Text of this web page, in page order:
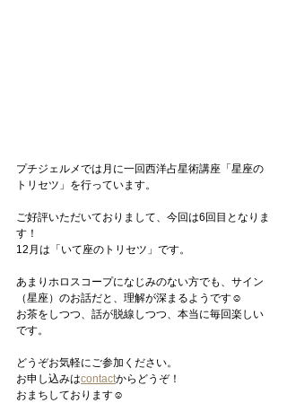
プチジェルメでは月に一回西洋占星術講座「星座の
トリセツ」を行っています。
ご好評いただいておりまして、今回は6回目となりま
す！
12月は「いて座のトリセツ」です。
あまりホロスコープになじみのない方でも、サイン
（星座）のお話だと、理解が深まるようです☺
お茶をしつつ、話が脱線しつつ、本当に毎回楽しい
です。
どうぞお気軽にご参加ください。
お申し込みはcontactからどうぞ！
おまちしております☺